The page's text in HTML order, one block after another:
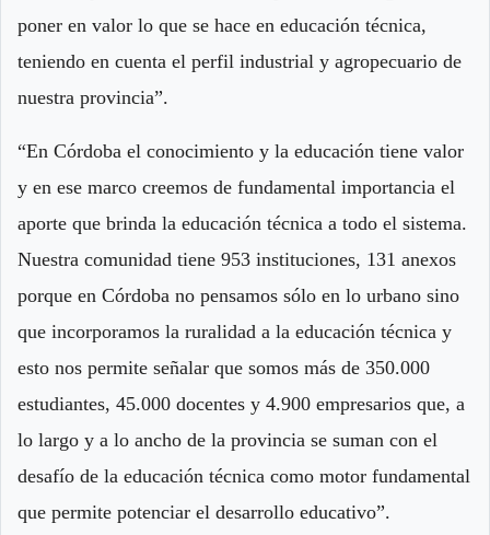
poner en valor lo que se hace en educación técnica,
teniendo en cuenta el perfil industrial y agropecuario de
nuestra provincia”.
“En Córdoba el conocimiento y la educación tiene valor
y en ese marco creemos de fundamental importancia el
aporte que brinda la educación técnica a todo el sistema.
Nuestra comunidad tiene 953 instituciones, 131 anexos
porque en Córdoba no pensamos sólo en lo urbano sino
que incorporamos la ruralidad a la educación técnica y
esto nos permite señalar que somos más de 350.000
estudiantes, 45.000 docentes y 4.900 empresarios que, a
lo largo y a lo ancho de la provincia se suman con el
desafío de la educación técnica como motor fundamental
que permite potenciar el desarrollo educativo”.